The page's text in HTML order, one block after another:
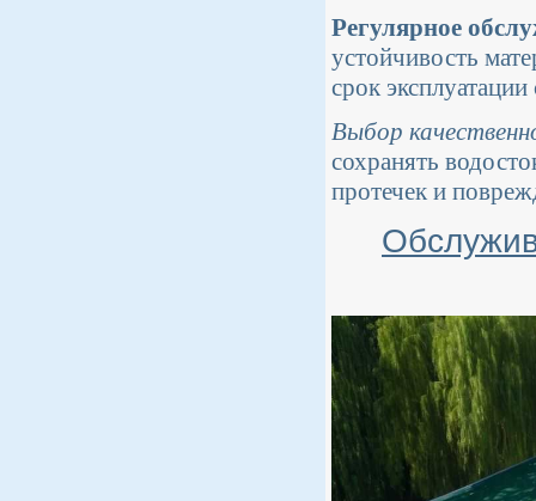
Регулярное
устойчивость
срок
Выбор
сохранять
протечек и